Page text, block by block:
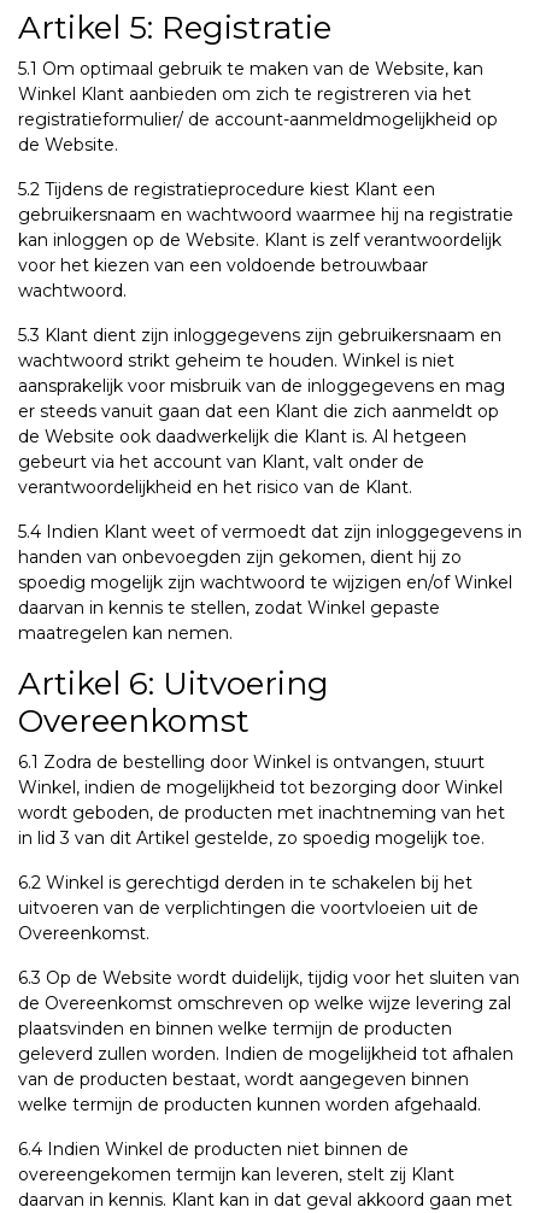
Artikel 5: Registratie
5.1 Om optimaal gebruik te maken van de Website, kan
Winkel Klant aanbieden om zich te registreren via het
registratieformulier/ de account-aanmeldmogelijkheid op
de Website.
5.2 Tijdens de registratieprocedure kiest Klant een
gebruikersnaam en wachtwoord waarmee hij na registratie
kan inloggen op de Website. Klant is zelf verantwoordelijk
voor het kiezen van een voldoende betrouwbaar
wachtwoord.
5.3 Klant dient zijn inloggegevens zijn gebruikersnaam en
wachtwoord strikt geheim te houden. Winkel is niet
aansprakelijk voor misbruik van de inloggegevens en mag
er steeds vanuit gaan dat een Klant die zich aanmeldt op
de Website ook daadwerkelijk die Klant is. Al hetgeen
gebeurt via het account van Klant, valt onder de
verantwoordelijkheid en het risico van de Klant.
5.4 Indien Klant weet of vermoedt dat zijn inloggegevens in
handen van onbevoegden zijn gekomen, dient hij zo
spoedig mogelijk zijn wachtwoord te wijzigen en/of Winkel
daarvan in kennis te stellen, zodat Winkel gepaste
maatregelen kan nemen.
Artikel 6: Uitvoering
Overeenkomst
6.1 Zodra de bestelling door Winkel is ontvangen, stuurt
Winkel, indien de mogelijkheid tot bezorging door Winkel
wordt geboden, de producten met inachtneming van het
in lid 3 van dit Artikel gestelde, zo spoedig mogelijk toe.
6.2 Winkel is gerechtigd derden in te schakelen bij het
uitvoeren van de verplichtingen die voortvloeien uit de
Overeenkomst.
6.3 Op de Website wordt duidelijk, tijdig voor het sluiten van
de Overeenkomst omschreven op welke wijze levering zal
plaatsvinden en binnen welke termijn de producten
geleverd zullen worden. Indien de mogelijkheid tot afhalen
van de producten bestaat, wordt aangegeven binnen
welke termijn de producten kunnen worden afgehaald.
6.4 Indien Winkel de producten niet binnen de
overeengekomen termijn kan leveren, stelt zij Klant
daarvan in kennis. Klant kan in dat geval akkoord gaan met